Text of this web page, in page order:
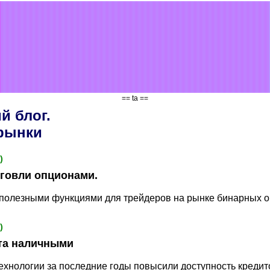
== ta ==
блог.
опционами.
функциями для трейдеров на рынке бинарных
наличными
за последние годы повысили доступность